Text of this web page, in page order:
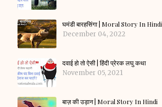
घमंडी बारहसिंगा | Moral Story In Hindi
December 04, 2022
दवाई हो तो ऐसी | हिंदी प्रेरक लघु कथा
November 05, 2021
बाज़ की उड़ान | Moral Story In Hindi